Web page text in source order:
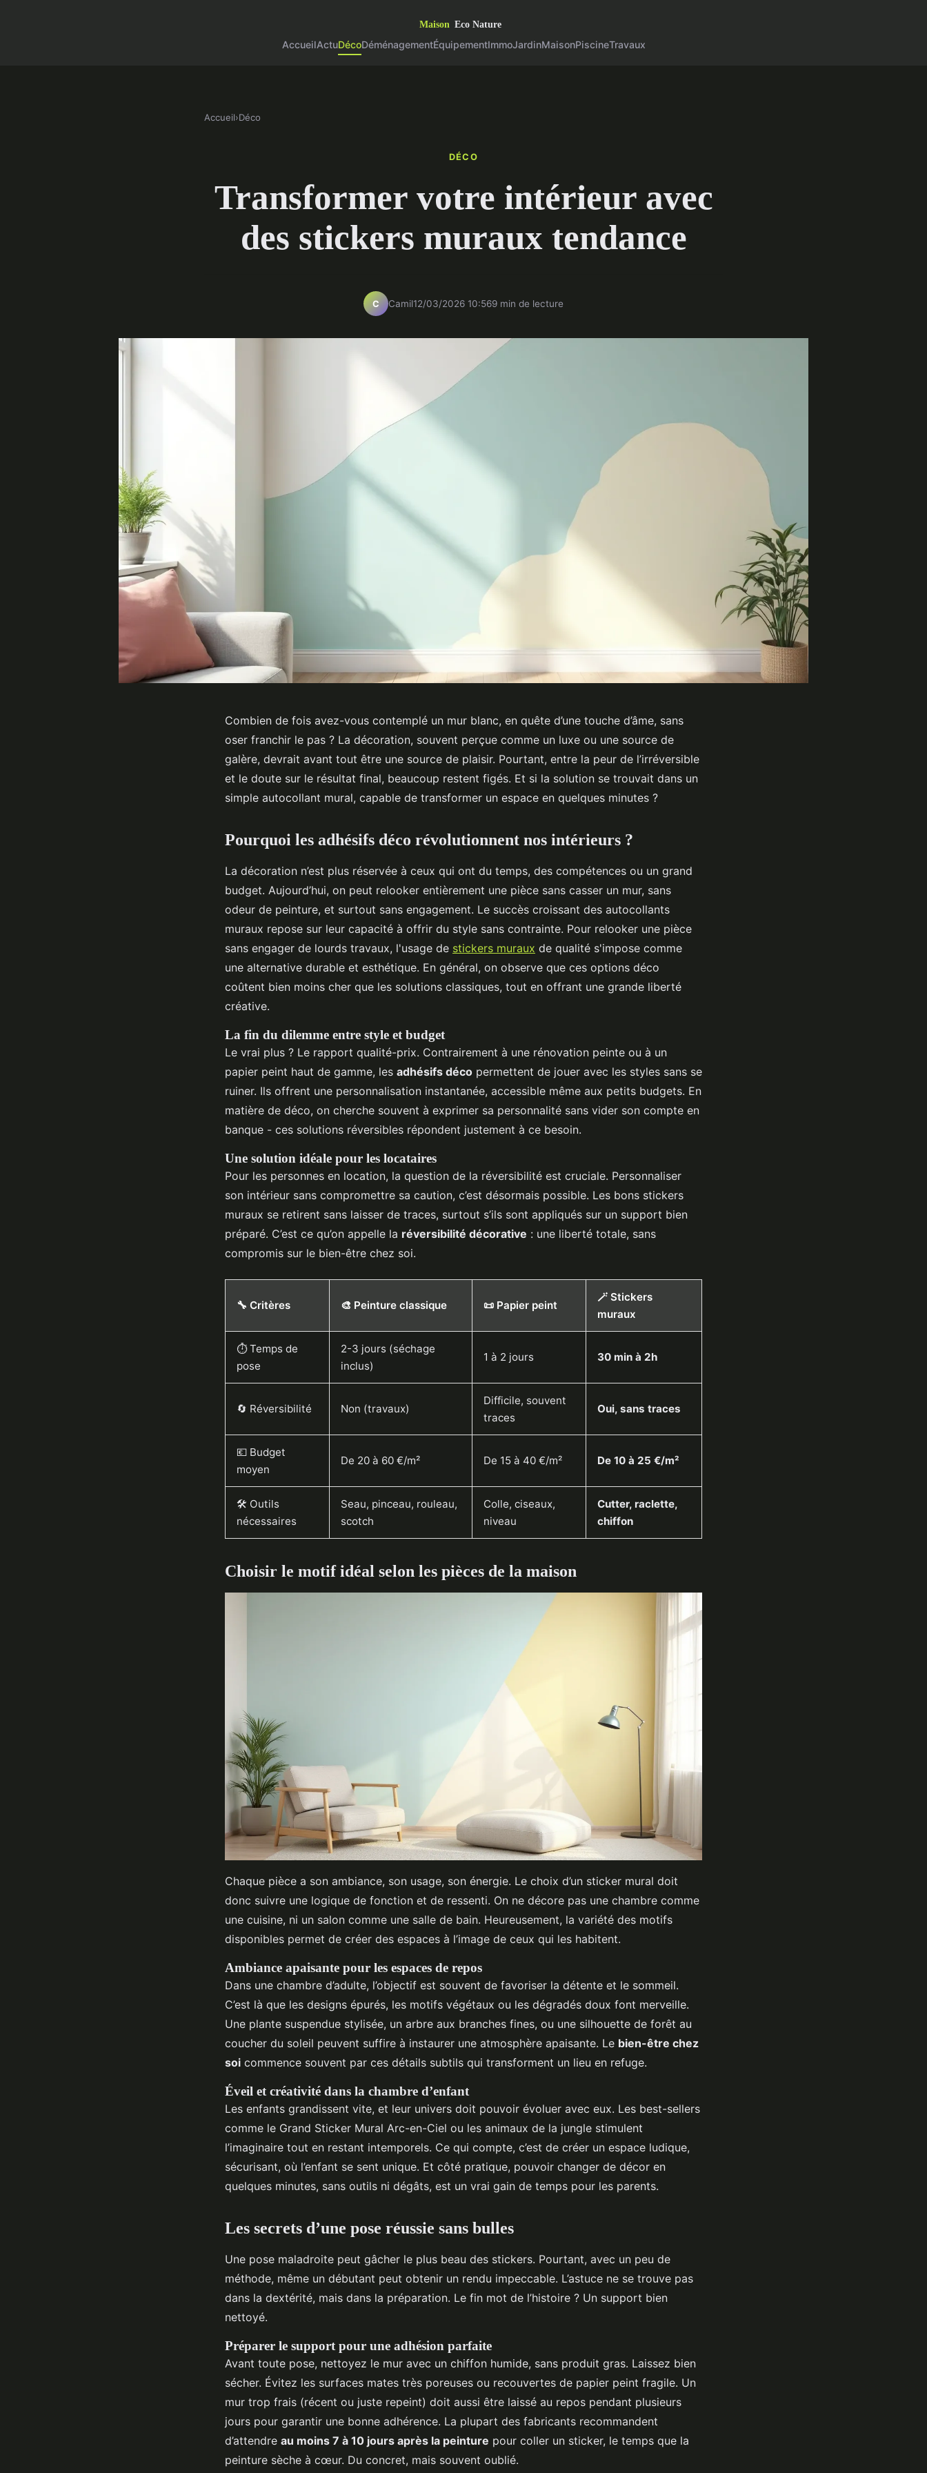
AccueilActuDécoDéménagementÉquipementImmoJardinMaisonPiscineTravaux
Accueil›Déco
DÉCO
Transformer votre intérieur avec
des stickers muraux tendance
C Camil12/03/2026 10:569 min de lecture
Combien de fois avez-vous contemplé un mur blanc, en quête d’une touche d’âme, sans
oser franchir le pas ? La décoration, souvent perçue comme un luxe ou une source de
galère, devrait avant tout être une source de plaisir. Pourtant, entre la peur de l’irréversible
et le doute sur le résultat final, beaucoup restent figés. Et si la solution se trouvait dans un
simple autocollant mural, capable de transformer un espace en quelques minutes ?
Pourquoi les adhésifs déco révolutionnent nos intérieurs ?
La décoration n’est plus réservée à ceux qui ont du temps, des compétences ou un grand
budget. Aujourd’hui, on peut relooker entièrement une pièce sans casser un mur, sans
odeur de peinture, et surtout sans engagement. Le succès croissant des autocollants
muraux repose sur leur capacité à offrir du style sans contrainte. Pour relooker une pièce
sans engager de lourds travaux, l'usage de stickers muraux de qualité s'impose comme
une alternative durable et esthétique. En général, on observe que ces options déco
coûtent bien moins cher que les solutions classiques, tout en offrant une grande liberté
créative.
La fin du dilemme entre style et budget
Le vrai plus ? Le rapport qualité-prix. Contrairement à une rénovation peinte ou à un
papier peint haut de gamme, les adhésifs déco permettent de jouer avec les styles sans se
ruiner. Ils offrent une personnalisation instantanée, accessible même aux petits budgets. En
matière de déco, on cherche souvent à exprimer sa personnalité sans vider son compte en
banque - ces solutions réversibles répondent justement à ce besoin.
Une solution idéale pour les locataires
Pour les personnes en location, la question de la réversibilité est cruciale. Personnaliser
son intérieur sans compromettre sa caution, c’est désormais possible. Les bons stickers
muraux se retirent sans laisser de traces, surtout s’ils sont appliqués sur un support bien
préparé. C’est ce qu’on appelle la réversibilité décorative : une liberté totale, sans
compromis sur le bien-être chez soi.
🔧 Critères 🎨 Peinture classique 📜 Papier peint
🪄 Stickers
muraux
⏱️ Temps de
pose
2-3 jours (séchage
inclus)
1 à 2 jours 30 min à 2h
🔄 Réversibilité Non (travaux)
Difficile, souvent
traces
Oui, sans traces
💶 Budget
moyen
De 20 à 60 €/m² De 15 à 40 €/m² De 10 à 25 €/m²
🛠️ Outils
nécessaires
Seau, pinceau, rouleau,
scotch
Colle, ciseaux,
niveau
Cutter, raclette,
chiffon
Choisir le motif idéal selon les pièces de la maison
Chaque pièce a son ambiance, son usage, son énergie. Le choix d’un sticker mural doit
donc suivre une logique de fonction et de ressenti. On ne décore pas une chambre comme
une cuisine, ni un salon comme une salle de bain. Heureusement, la variété des motifs
disponibles permet de créer des espaces à l’image de ceux qui les habitent.
Ambiance apaisante pour les espaces de repos
Dans une chambre d’adulte, l’objectif est souvent de favoriser la détente et le sommeil.
C’est là que les designs épurés, les motifs végétaux ou les dégradés doux font merveille.
Une plante suspendue stylisée, un arbre aux branches fines, ou une silhouette de forêt au
coucher du soleil peuvent suffire à instaurer une atmosphère apaisante. Le bien-être chez
soi commence souvent par ces détails subtils qui transforment un lieu en refuge.
Éveil et créativité dans la chambre d’enfant
Les enfants grandissent vite, et leur univers doit pouvoir évoluer avec eux. Les best-sellers
comme le Grand Sticker Mural Arc-en-Ciel ou les animaux de la jungle stimulent
l’imaginaire tout en restant intemporels. Ce qui compte, c’est de créer un espace ludique,
sécurisant, où l’enfant se sent unique. Et côté pratique, pouvoir changer de décor en
quelques minutes, sans outils ni dégâts, est un vrai gain de temps pour les parents.
Les secrets d’une pose réussie sans bulles
Une pose maladroite peut gâcher le plus beau des stickers. Pourtant, avec un peu de
méthode, même un débutant peut obtenir un rendu impeccable. L’astuce ne se trouve pas
dans la dextérité, mais dans la préparation. Le fin mot de l’histoire ? Un support bien
nettoyé.
Préparer le support pour une adhésion parfaite
Avant toute pose, nettoyez le mur avec un chiffon humide, sans produit gras. Laissez bien
sécher. Évitez les surfaces mates très poreuses ou recouvertes de papier peint fragile. Un
mur trop frais (récent ou juste repeint) doit aussi être laissé au repos pendant plusieurs
jours pour garantir une bonne adhérence. La plupart des fabricants recommandent
d’attendre au moins 7 à 10 jours après la peinture pour coller un sticker, le temps que la
peinture sèche à cœur. Du concret, mais souvent oublié.